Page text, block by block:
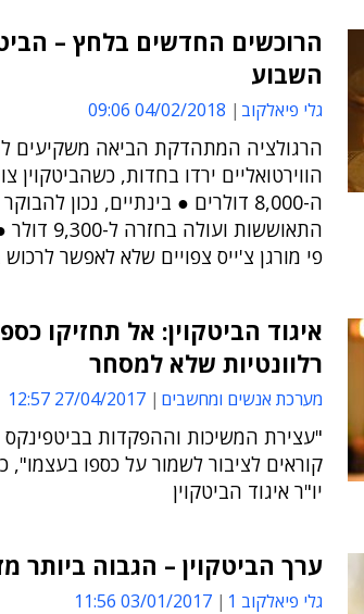
הרוכשים החדשים בלחץ –
השבוע
גלי פיאלקוב 04/02/2018 09:06
הרגולציה המתהדקת הביאה משקיעים
הווירטואליים ירדו בחדות,
ה-8,000 דולרים ● בינתיים, נכון
התאוששות
פי מורגן צ'ייס צפויים שלא לאפשר לרכוש
איגוד הביטקוין: אל תחזיקו
רלוונטיות שלא למסחר
מערכת אנשים ומחשבים 27/04/2017 12:57
"עצירת המשיכות וההפקדות
קוראים לציבור לשמור על כספו בעצמו",
יו"ר איגוד הביטקוין
ערך הביטקוין – הגבוה ביותר
גלי פיאלקוב 1 03/01/2017 11:56